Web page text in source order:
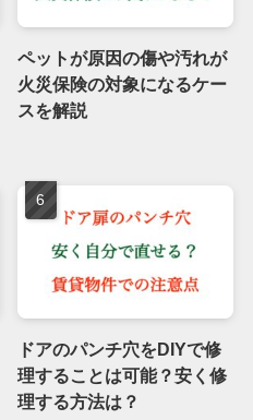
ペットが原因の傷や汚れが
火災保険の対象になるケー
スを解説
ドアのパンチ穴をDIYで修
理することは可能？安く修
理する方法は？